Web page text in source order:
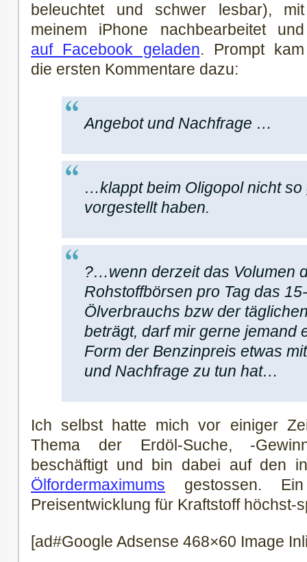
beleuchtet und schwer lesbar), mit
meinem iPhone nachbearbeitet und
auf Facebook geladen. Prompt kam
die ersten Kommentare dazu:
Angebot und Nachfrage …
…klappt beim Oligopol nicht
vorgestellt haben.
?…wenn derzeit das Volumen
Rohstoffbörsen pro Tag das
Ölverbrauchs bzw der
beträgt, darf mir gerne jemand
Form der Benzinpreis etwas
und Nachfrage zu tun hat…
Ich selbst hatte mich vor einiger
Thema der Erdöl-Suche, -
beschäftigt und bin dabei auf den
Ölfordermaximums gestossen.
Preisentwicklung für Kraftstoff höchst-
[ad#Google Adsense 468×60 Image